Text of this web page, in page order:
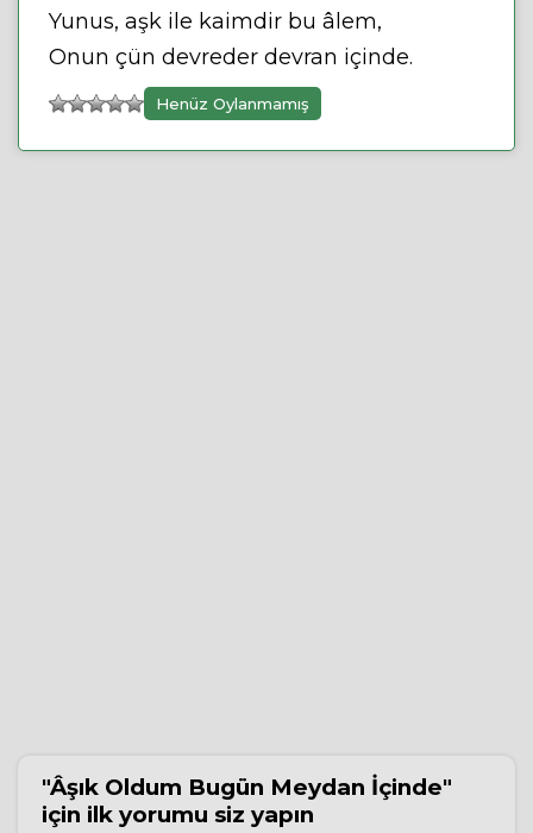
Yunus, aşk ile kaimdir bu âlem,
Onun çün devreder devran içinde.
Henüz Oylanmamış
"Âşık Oldum Bugün Meydan İçinde"
için ilk yorumu siz yapın